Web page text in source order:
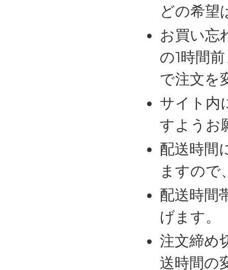
どの希望
お買い忘
の1時間
で注文を
サイト内
すようお
配送時間
ますので
配送時間
げます。
注文締め
送時間の